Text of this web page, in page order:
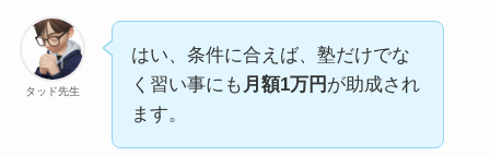
タッド先生
はい、条件に合えば、塾だけでな
く習い事にも 月額1万円 が助成され
ます。